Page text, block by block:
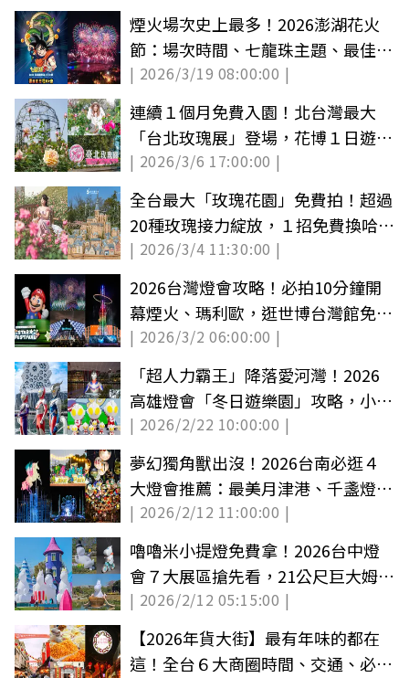
煙火場次史上最多！2026澎湖花火
節：場次時間、七龍珠主題、最佳觀
賞點推薦
| 2026/3/19 08:00:00 |
連續１個月免費入園！北台灣最大
「台北玫瑰展」登場，花博１日遊景
點＋美食推薦
| 2026/3/6 17:00:00 |
全台最大「玫瑰花園」免費拍！超過
20種玫瑰接力綻放，１招免費換哈根
達斯
| 2026/3/4 11:30:00 |
2026台灣燈會攻略！必拍10分鐘開
幕煙火、瑪利歐，逛世博台灣館免費
拿提燈
| 2026/3/2 06:00:00 |
「超人力霸王」降落愛河灣！2026
高雄燈會「冬日遊樂園」攻略，小提
燈免費拿
| 2026/2/22 10:00:00 |
夢幻獨角獸出沒！2026台南必逛４
大燈會推薦：最美月津港、千盞燈籠
海
| 2026/2/12 11:00:00 |
嚕嚕米小提燈免費拿！2026台中燈
會７大展區搶先看，21公尺巨大姆明
出沒
| 2026/2/12 05:15:00 |
【2026年貨大街】最有年味的都在
這！全台６大商圈時間、交通、必買